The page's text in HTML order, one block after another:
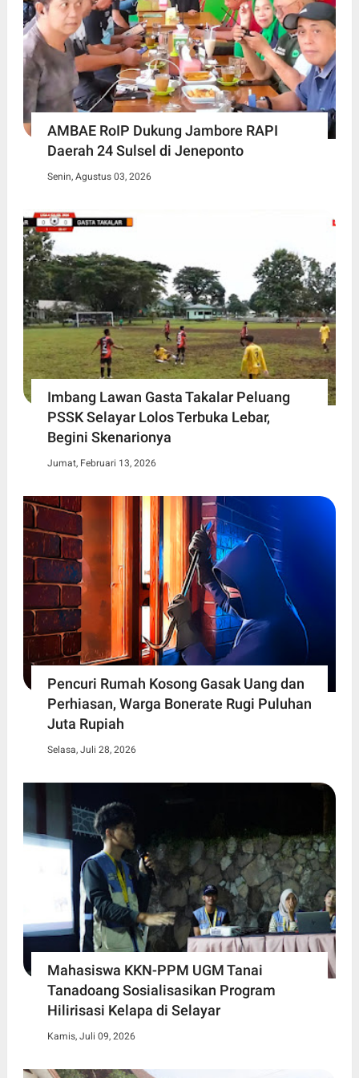
AMBAE RoIP Dukung Jambore RAPI
Daerah 24 Sulsel di Jeneponto
Senin, Agustus 03, 2026
Imbang Lawan Gasta Takalar Peluang
PSSK Selayar Lolos Terbuka Lebar,
Begini Skenarionya
Jumat, Februari 13, 2026
Pencuri Rumah Kosong Gasak Uang dan
Perhiasan, Warga Bonerate Rugi Puluhan
Juta Rupiah
Selasa, Juli 28, 2026
Mahasiswa KKN-PPM UGM Tanai
Tanadoang Sosialisasikan Program
Hilirisasi Kelapa di Selayar
Kamis, Juli 09, 2026